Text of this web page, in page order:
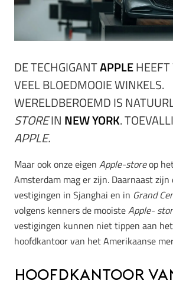
DE TECHGIGANTAPPLE
VEEL BLOEDMOOIE WINKELS.
WERELDBEROEMD IS
STOREIN NEW YORK.
APPLE.
Maar ook onze eigen Apple-storeop
Amsterdam mag er zijn. Daarnaast zijn
vestigingen in Sjanghai en in Grand
volgens kenners de mooisteApple-
vestigingen kunnen niet tippen aan
hoofdkantoor van het Amerikaanse
Hoofdkantoor